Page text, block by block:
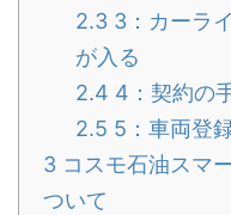
2.3 3：カーラ
が入る
2.4 4：契約の
2.5 5：車両登
3 コスモ石油スマ
ついて